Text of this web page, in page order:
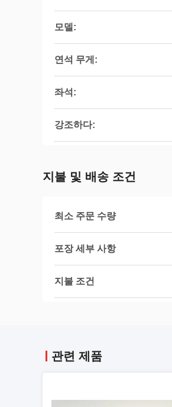
모델:
연석 무게:
좌석:
강조하다:
지불 및 배송 조건
최소 주문 수량
포장 세부 사항
지불 조건
관련 제품